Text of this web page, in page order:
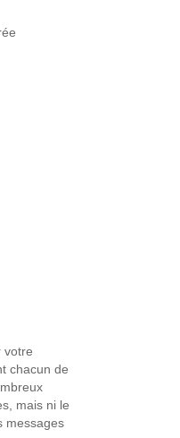
votre
chacun de
mais ni le
messages